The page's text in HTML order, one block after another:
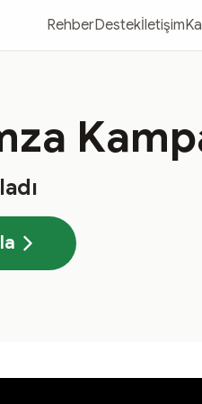
RehberDestekİletişim